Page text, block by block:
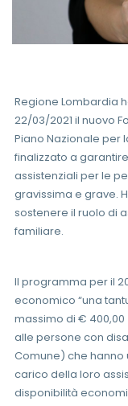
Regione Lombardia
22/03/2021 il nuovo
Piano Nazionale per
finalizzato a
assistenziali per le
gravissima e grave.
sostenere il ruolo di
familiare.
Il programma per il
economico “una
massimo di €
alle persone con
Comune) che
carico della loro
disponibilità